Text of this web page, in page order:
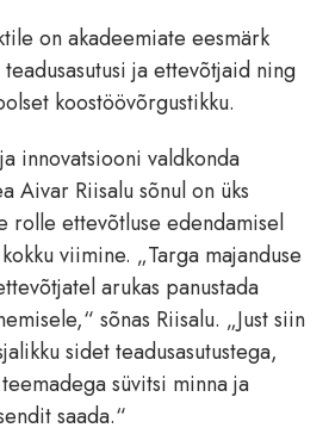
on akadeemiate eesmärk
ja ettevõtjaid ning
koostöövõrgustikku.
innovatsiooni valdkonda
Aivar Riisalu sõnul on üks
rolle ettevõtluse edendamisel
viimine. „Targa majanduse
arukas panustada
sõnas Riisalu. „Just siin
sidet teadusasutustega,
süvitsi minna ja
saada.“